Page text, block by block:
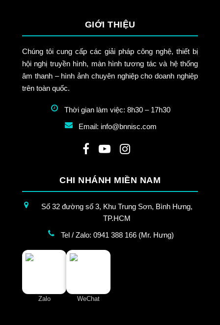
GIỚI THIỆU
Chúng tôi cung cấp các giải pháp công nghệ, thiết bị
hội nghị truyền hình, màn hình tương tác và hệ thống
âm thanh – hình ảnh chuyên nghiệp cho doanh nghiệp
trên toàn quốc.
Thời gian làm việc: 8h30 – 17h30
Email: info@bnnisc.com
CHI NHÁNH MIỀN NAM
Số 32 đường số 3, Khu Trung Sơn, Bình Hưng,
TP.HCM
Tel / Zalo: 0941 388 166 (Mr. Hưng)
Zalo WeChat